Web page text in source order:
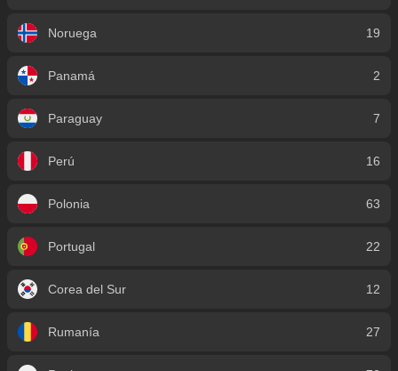
Noruega 19
Panamá 2
Paraguay 7
Perú 16
Polonia 63
Portugal 22
Corea del Sur 12
Rumanía 27